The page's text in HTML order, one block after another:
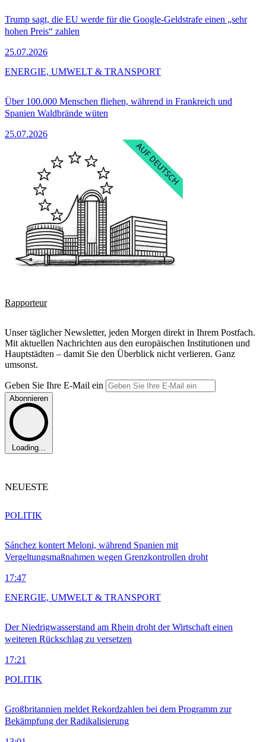
Trump sagt, die EU werde für die Google-Geldstrafe einen „sehr
hohen Preis“ zahlen
25.07.2026
Über 100.000 Menschen fliehen, während in Frankreich und
Spanien Waldbrände wüten
25.07.2026
ENERGIE, UMWELT & TRANSPORT
Rapporteur
Unser täglicher Newsletter, jeden Morgen direkt in Ihrem Postfach.
Mit aktuellen Nachrichten aus den europäischen Institutionen und
Hauptstädten – damit Sie den Überblick nicht verlieren. Ganz
umsonst.
Geben Sie Ihre E-Mail ein
Abonnieren
Loading...
NEUESTE
Sánchez kontert Meloni, während Spanien mit
Vergeltungsmaßnahmen wegen Grenzkontrollen droht
17:47
POLITIK
Der Niedrigwasserstand am Rhein droht der Wirtschaft einen
weiteren Rückschlag zu versetzen
17:21
ENERGIE, UMWELT & TRANSPORT
Großbritannien meldet Rekordzahlen bei dem Programm zur
Bekämpfung der Radikalisierung
POLITIK